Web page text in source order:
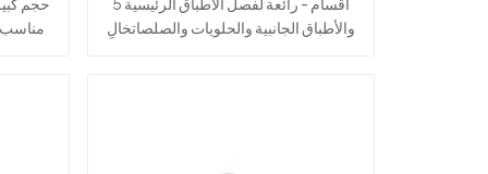
مناسب
والأطباق الجانبية والحلويات والصلصاتخالٍ